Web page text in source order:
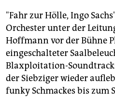
"Fahr zur Hölle, Ingo
Orchester unter der
Hoffmann vor der Bühne
eingeschalteter
Blaxploitation-
der Siebziger wieder
funky Schmackes bis zum